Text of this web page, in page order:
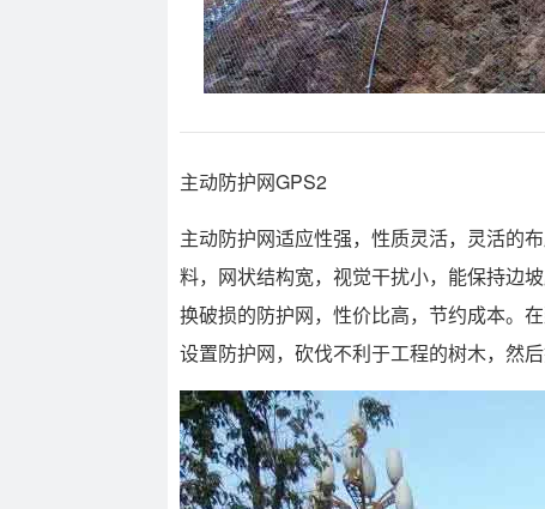
主动防护网GPS2
主动防护网适应性强，性质灵活，灵活的
料，网状结构宽，视觉干扰小，能保持边
换破损的防护网，性价比高，节约成本。
设置防护网，砍伐不利于工程的树木，然